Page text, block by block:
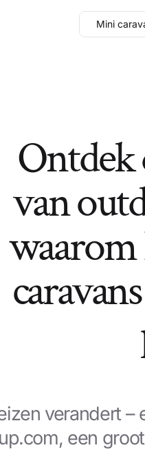
Mini
Ontdek
van
verandert –
een